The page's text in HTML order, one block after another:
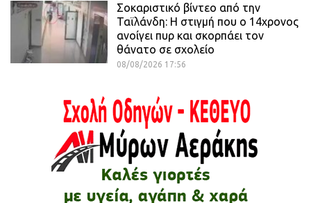
Σοκαριστικό βίντεο από την
Ταϊλάνδη: Η στιγμή που ο 14χρονος
ανοίγει πυρ και σκορπάει τον
θάνατο σε σχολείο
08/08/2026 17:56